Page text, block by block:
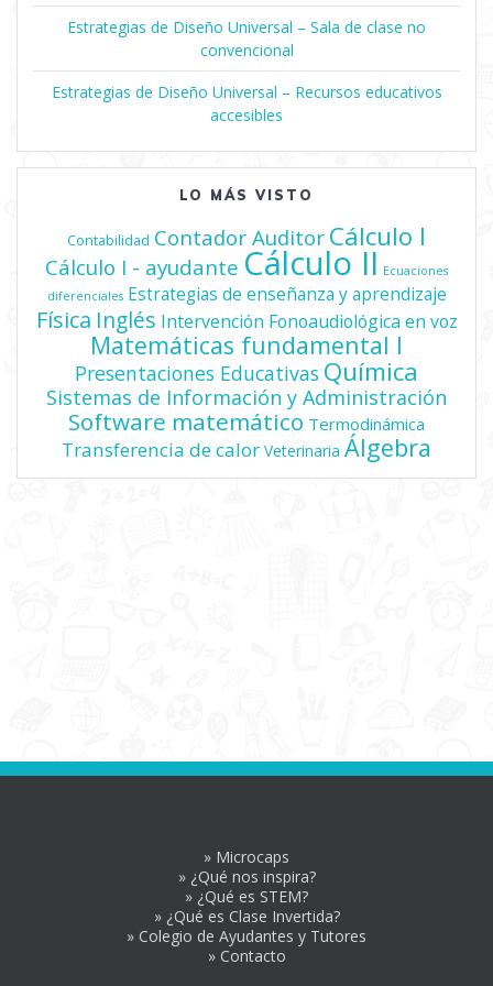
Estrategias de Diseño Universal – Sala de clase no
convencional
Estrategias de Diseño Universal – Recursos educativos
accesibles
LO MÁS VISTO
Contabilidad Contador Auditor Cálculo I
Cálculo I - ayudante Cálculo II Ecuaciones
diferenciales Estrategias de enseñanza y aprendizaje
Física Inglés Intervención Fonoaudiológica en voz
Matemáticas fundamental I
Presentaciones Educativas Química
Sistemas de Información y Administración
Software matemático Termodinámica
Transferencia de calor Veterinaria Álgebra
» Microcaps
» ¿Qué nos inspira?
» ¿Qué es STEM?
» ¿Qué es Clase Invertida?
» Colegio de Ayudantes y Tutores
» Contacto